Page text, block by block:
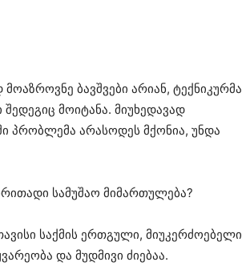
ბავშვები არიან, ტექნიკურმა
მოიტანა. მიუხედავად
პრობლემა არასოდეს მქონია, უნდა
სამუშაო მიმართულება?
საქმის ერთგული, მიუკერძოებელი
და მუდმივი ძიებაა.